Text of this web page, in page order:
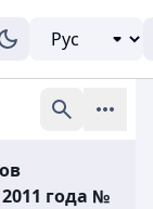
года №